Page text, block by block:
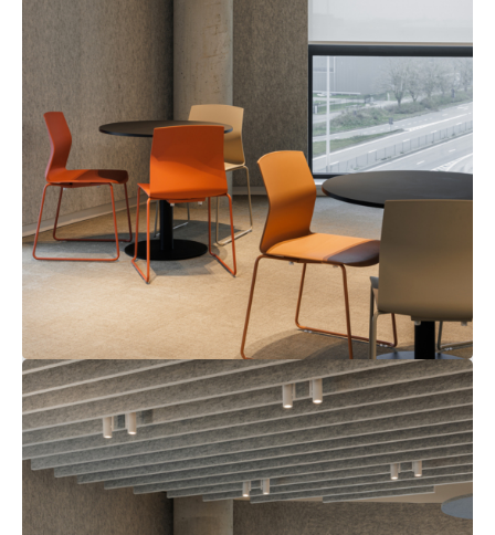
Illuminazione
Illuminazione
a
superficie
Illuminazione
sospesa
Illuminazione
a
parete
Ambienti
umidi